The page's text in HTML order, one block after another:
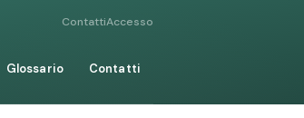
ContattiAccesso
Glossario Contatti